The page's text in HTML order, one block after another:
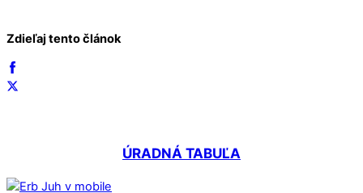
Zdieľaj tento článok
ÚRADNÁ TABUĽA